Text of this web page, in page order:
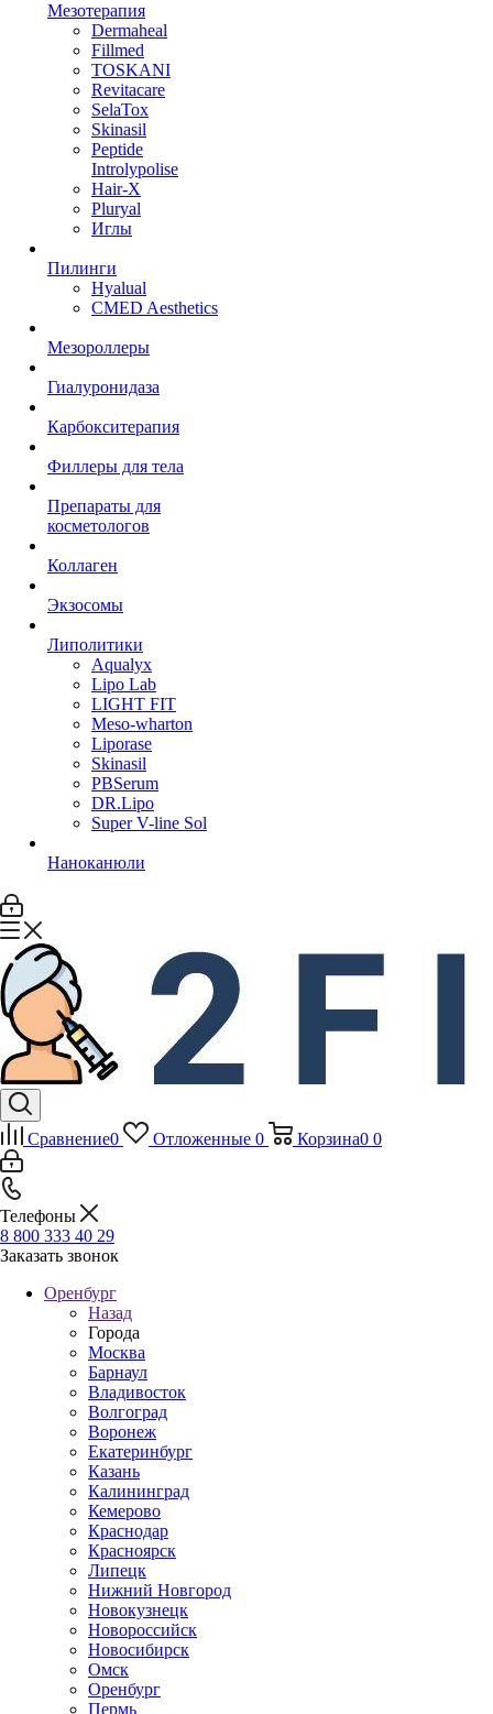
Мезотерапия
Dermaheal
Fillmed
TOSKANI
Revitacare
SelaTox
Skinasil
Peptide
Introlypolise
Hair-X
Pluryal
Иглы
Пилинги
Hyalual
CMED Aesthetics
Мезороллеры
Гиалуронидаза
Карбокситерапия
Филлеры для тела
Препараты для
косметологов
Коллаген
Экзосомы
Липолитики
Aqualyx
Lipo Lab
LIGHT FIT
Meso-wharton
Liporase
Skinasil
PBSerum
DR.Lipo
Super V-line Sol
Наноканюли
Сравнение0 Отложенные 0 Корзина0 0
Телефоны
8 800 333 40 29
Заказать звонок
Оренбург
Назад
Города
Москва
Барнаул
Владивосток
Волгоград
Воронеж
Екатеринбург
Казань
Калининград
Кемерово
Краснодар
Красноярск
Липецк
Нижний Новгород
Новокузнецк
Новороссийск
Новосибирск
Омск
Оренбург
Пермь